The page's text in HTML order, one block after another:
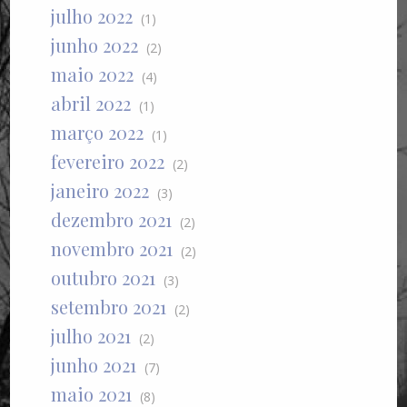
julho 2022 (1)
junho 2022 (2)
maio 2022 (4)
abril 2022 (1)
março 2022 (1)
fevereiro 2022 (2)
janeiro 2022 (3)
dezembro 2021 (2)
novembro 2021 (2)
outubro 2021 (3)
setembro 2021 (2)
julho 2021 (2)
junho 2021 (7)
maio 2021 (8)